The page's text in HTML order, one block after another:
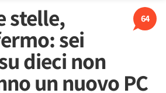
64
stelle,
sei
dieci non
un nuovo PC